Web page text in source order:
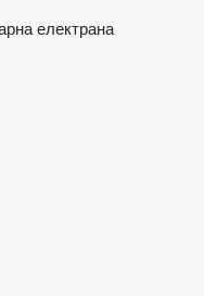
електрана